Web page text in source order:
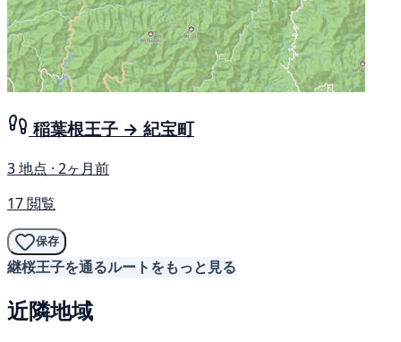
稲葉根王子 → 紀宝町
3 地点 · 2ヶ月前
17 閲覧
保存
継桜王子を通るルートをもっと見る
近隣地域